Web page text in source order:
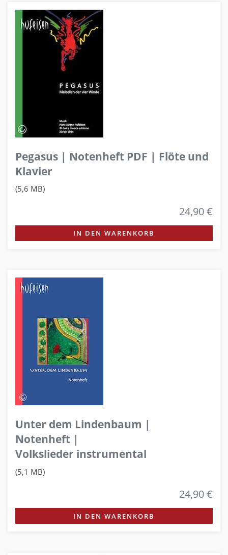
Pegasus | Notenheft PDF | Flöte und
Klavier
(5,6 MB)
24,90 €
IN DEN WARENKORB
Unter dem Lindenbaum |
Notenheft |
Volkslieder instrumental
(5,1 MB)
24,90 €
IN DEN WARENKORB